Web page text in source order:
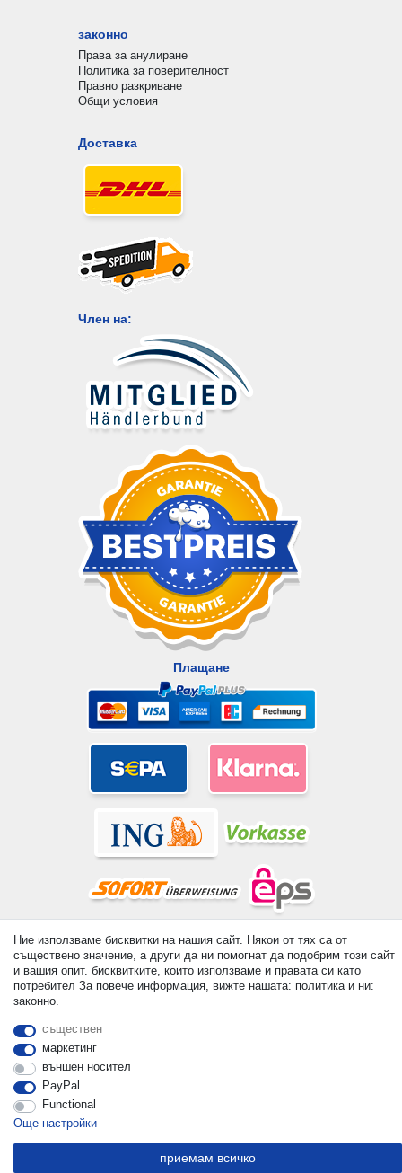
законно
Права за анулиране
Политика за поверителност
Правно разкриване
Общи условия
Доставка
Член на:
Плащане
© Copyright 2026 | Всички права запазени. - All rights reserved.
Prices incl. VAT. 19% VAT Basic prices see article detail | *
Applies to deliveries to the UK!
Ние използваме бисквитки на нашия сайт. Някои от тях са от
съществено значение, а други да ни помогнат да подобрим този сайт
и вашия опит. бисквитките, които използваме и правата си като
потребител За повече информация, вижте нашата: политика и ни:
законно.
съществен
маркетинг
външен носител
PayPal
Functional
Още настройки
приемам всичко